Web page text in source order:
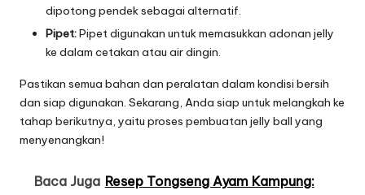
dipotong pendek sebagai alternatif.
Pipet:Pipet digunakan untuk memasukkan adonan jelly
ke dalam cetakan atau air dingin.
Pastikan semua bahan dan peralatan dalam kondisi bersih
dan siap digunakan. Sekarang, Anda siap untuk melangkah ke
tahap berikutnya, yaitu proses pembuatan jelly ball yang
menyenangkan!
Baca Juga Resep Tongseng Ayam Kampung: